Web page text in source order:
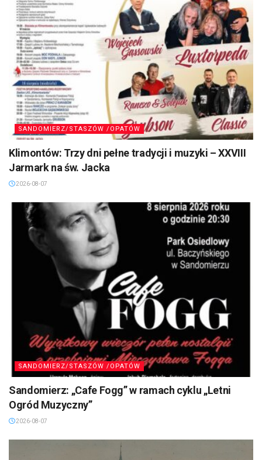
SANDOMIERZ/STASZÓW /OPATÓW
Klimontów: Trzy dni pełne tradycji i muzyki – XXVIII
Jarmark na św. Jacka
2026-08-07
SANDOMIERZ/STASZÓW /OPATÓW
Sandomierz: „Cafe Fogg” w ramach cyklu „Letni
Ogród Muzyczny”
2026-08-07